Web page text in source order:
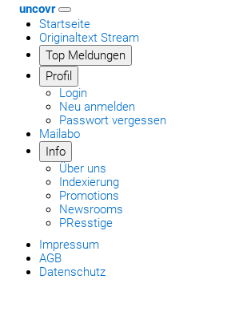
uncovr
Startseite
Originaltext Stream
Top Meldungen
Profil
Login
Neu anmelden
Passwort vergessen
Mailabo
Info
Über uns
Indexierung
Promotions
Newsrooms
PResstige
Impressum
AGB
Datenschutz